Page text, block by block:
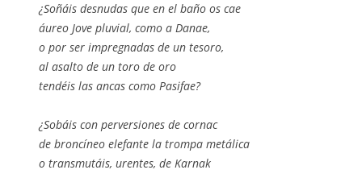
¿Soñáis desnudas que en el baño os cae
áureo Jove pluvial, como a Danae,
o por ser impregnadas de un tesoro,
al asalto de un toro de oro
tendéis las ancas como Pasifae?
¿Sobáis con perversiones de cornac
de broncíneo elefante la trompa metálica
o transmutáis, urentes, de Karnak